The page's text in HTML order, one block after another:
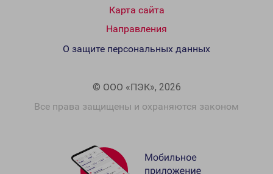
Карта сайта
Направления
© ООО «ПЭК», 2026
Все права защищены и охраняются законом
О защите персональных данных